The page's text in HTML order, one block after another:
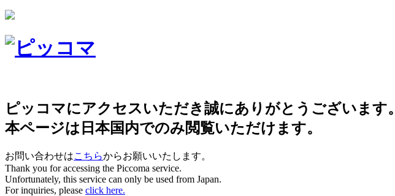
ピッコマにアクセスいただき誠にありがとうございます。
本ページは日本国内でのみ閲覧いただけます。
お問い合わせはこちらからお願いいたします。
Thank you for accessing the Piccoma service.
Unfortunately, this service can only be used from Japan.
For inquiries, please click here.